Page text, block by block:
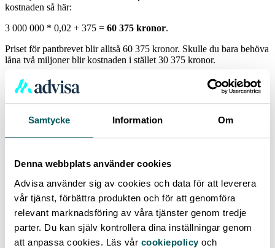
Samtycke Information Om
Denna webbplats använder cookies
Advisa använder sig av cookies och data för att leverera
vår tjänst, förbättra produkten och för att genomföra
relevant marknadsföring av våra tjänster genom tredje
parter. Du kan själv kontrollera dina inställningar genom
att anpassa cookies. Läs vår cookiepolicyoch
kostnaden så här:
3 000 000 * 0,02 + 375 = 60 375 kronor.
Priset för pantbrevet blir alltså 60 375 kronor. Skulle du bara behöva
låna två miljoner blir kostnaden i stället 30 375 kronor.
Därför är det bra om huset redan har pantbrev
Som vi redan har skrivit tar du över befintliga pantbrev om du köper
ett hus. Det betyder att du kan komma undan kostnad för pantbrev
värde.
Om pantbrevet är värt mindre än ditt lån måste du dock göra ett nytt
pantbrev – men betalar då bara stämpelskatt på mellanskillnaden.
Därför är det bra om huset du köper har ett så högt pantbrev som
möjligt – det gör nämligen ditt nya pantbrev billigare.
Vad är skillnaden på lagfart och
pantbrev?